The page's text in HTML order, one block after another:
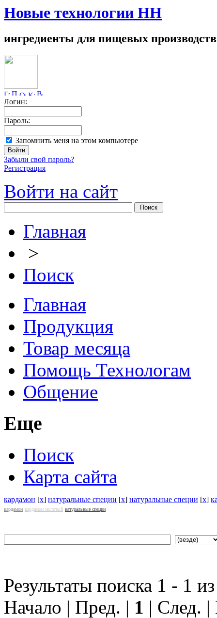
Новые технологии НН
ингредиенты для пищевых производств
Логин:
Пароль:
Запомнить меня на этом компьютере
Забыли свой пароль?
Регистрация
Войти на сайт
Главная
>
Поиск
Главная
Продукция
Товар месяца
Помощь Технологам
Общение
Еще
Поиск
Карта сайта
кардамон [x] натуральные специи [x] натуральные специи [x]
кардамон кардамон молотый натуральные специи
Результаты поиска 1 - 1
Начало | Пред. | 1 | След.